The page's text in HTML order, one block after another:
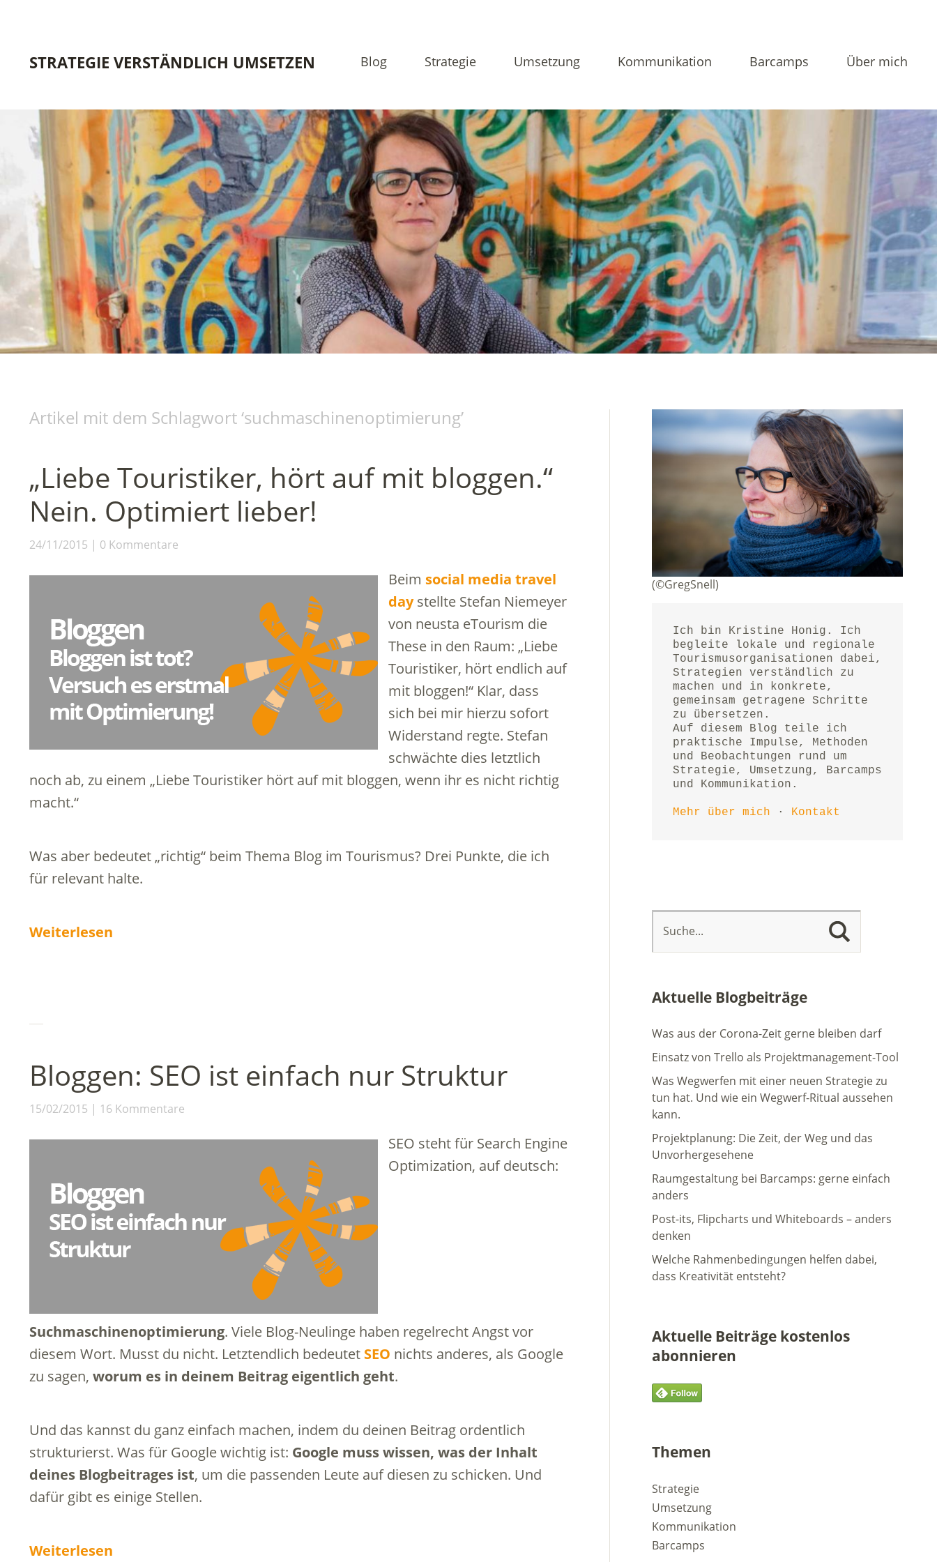
STRATEGIE VERSTÄNDLICH UMSETZEN Blog Strategie Umsetzung Kommunikation Barcamps Über mich
Artikel mit dem Schlagwort ‘suchmaschinenoptimierung’
„Liebe Touristiker, hört auf mit bloggen.“
Nein. Optimiert lieber!
24/11/2015 0 Kommentare
Beim social media travel
daystellte Stefan Niemeyer
von neusta eTourism die
These in den Raum: „Liebe
Touristiker, hört endlich auf
mit bloggen!“ Klar, dass
sich bei mir hierzu sofort
Widerstand regte. Stefan
schwächte dies letztlich
noch ab, zu einem „Liebe Touristiker hört auf mit bloggen, wenn ihr es nicht richtig
macht.“
Was aber bedeutet „richtig“ beim Thema Blog im Tourismus? Drei Punkte, die ich
für relevant halte.
Weiterlesen
Bloggen: SEO ist einfach nur Struktur
15/02/2015 16 Kommentare
SEO steht für Search Engine
Optimization, auf deutsch:
Suchmaschinenoptimierung. Viele Blog-Neulinge haben regelrecht Angst vor
diesem Wort. Musst du nicht. Letztendlich bedeutet SEO nichts anderes, als Google
zu sagen, worum es in deinem Beitrag eigentlich geht.
Und das kannst du ganz einfach machen, indem du deinen Beitrag ordentlich
strukturierst. Was für Google wichtig ist: Google muss wissen, was der Inhalt
deines Blogbeitrages ist, um die passenden Leute auf diesen zu schicken. Und
dafür gibt es einige Stellen.
Weiterlesen
(©GregSnell)
Ich bin Kristine Honig. Ich
begleite lokale und regionale
Tourismusorganisationen dabei,
Strategien verständlich zu
machen und in konkrete,
gemeinsam getragene Schritte
zu übersetzen.
Auf diesem Blog teile ich
praktische Impulse, Methoden
und Beobachtungen rund um
Strategie, Umsetzung, Barcamps
und Kommunikation.
Mehr über mich · Kontakt
Aktuelle Blogbeiträge
Was aus der Corona-Zeit gerne bleiben darf
Einsatz von Trello als Projektmanagement-Tool
Was Wegwerfen mit einer neuen Strategie zu
tun hat. Und wie ein Wegwerf-Ritual aussehen
kann.
Projektplanung: Die Zeit, der Weg und das
Unvorhergesehene
Raumgestaltung bei Barcamps: gerne einfach
anders
Post-its, Flipcharts und Whiteboards – anders
denken
Welche Rahmenbedingungen helfen dabei,
dass Kreativität entsteht?
Aktuelle Beiträge kostenlos
abonnieren
Themen
Strategie
Umsetzung
Kommunikation
Barcamps